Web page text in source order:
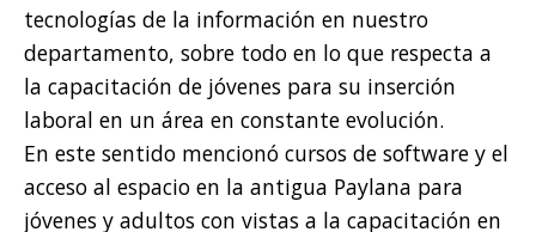
tecnologías de la información en nuestro
departamento, sobre todo en lo que respecta a
la capacitación de jóvenes para su inserción
laboral en un área en constante evolución.
En este sentido mencionó cursos de software y el
acceso al espacio en la antigua Paylana para
jóvenes y adultos con vistas a la capacitación en